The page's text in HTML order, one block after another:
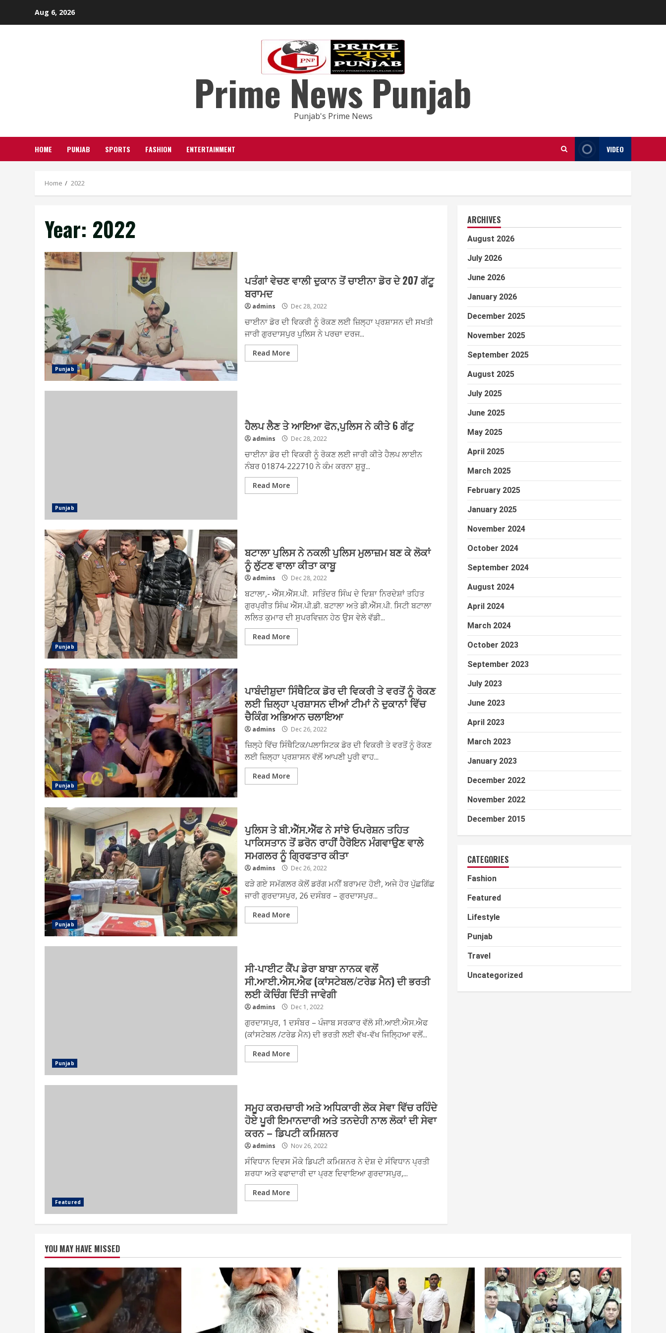
Aug 6, 2026
Prime News Punjab
Punjab's Prime News
HOME PUNJAB SPORTS FASHION ENTERTAINMENT VIDEO
Home 2022
Year: 2022
Punjab
ਪਤੰਗਾਂ ਵੇਚਣ ਵਾਲੀ ਦੁਕਾਨ ਤੋਂ ਚਾਈਨਾ ਡੋਰ ਦੇ 207 ਗੱਟੂ
ਬਰਾਮਦ
admins Dec 28, 2022
ਚਾਈਨਾ ਡੋਰ ਦੀ ਵਿਕਰੀ ਨੂੰ ਰੋਕਣ ਲਈ ਜ਼ਿਲ੍ਹਾ ਪ੍ਰਸ਼ਾਸਨ ਦੀ ਸਖਤੀ
ਜਾਰੀ ਗੁਰਦਾਸਪੁਰ ਪੁਲਿਸ ਨੇ ਪਰਚਾ ਦਰਜ...
Read More
Punjab
ਹੈਲਪ ਲੈਣ ਤੇ ਆਇਆ ਫੋਨ,ਪੁਲਿਸ ਨੇ ਕੀਤੇ 6 ਗੱਟੁ
admins Dec 28, 2022
ਚਾਈਨਾ ਡੋਰ ਦੀ ਵਿਕਰੀ ਨੂੰ ਰੋਕਣ ਲਈ ਜਾਰੀ ਕੀਤੇ ਹੈਲਪ ਲਾਈਨ
ਨੰਬਰ 01874-222710 ਨੇ ਕੰਮ ਕਰਨਾ ਸ਼ੁਰੂ...
Read More
Punjab
ਬਟਾਲਾ ਪੁਲਿਸ ਨੇ ਨਕਲੀ ਪੁਲਿਸ ਮੁਲਾਜ਼ਮ ਬਣ ਕੇ ਲੋਕਾਂ
ਨੂੰ ਲੁੱਟਣ ਵਾਲਾ ਕੀਤਾ ਕਾਬੂ
admins Dec 28, 2022
ਬਟਾਲਾ,- ਐੱਸ.ਐੱਸ.ਪੀ. ਸਤਿੰਦਰ ਸਿੰਘ ਦੇ ਦਿਸ਼ਾ ਨਿਰਦੇਸ਼ਾਂ ਤਹਿਤ
ਗੁਰਪ੍ਰੀਤ ਸਿੰਘ ਐੱਸ.ਪੀ.ਡੀ. ਬਟਾਲਾ ਅਤੇ ਡੀ.ਐੱਸ.ਪੀ. ਸਿਟੀ ਬਟਾਲਾ
ਲਲਿਤ ਕੁਮਾਰ ਦੀ ਸੁਪਰਵਿਜ਼ਨ ਹੇਠ ਉਸ ਵੇਲੇ ਵੱਡੀ...
Read More
Punjab
ਪਾਬੰਦੀਸ਼ੁਦਾ ਸਿੰਥੈਟਿਕ ਡੋਰ ਦੀ ਵਿਕਰੀ ਤੇ ਵਰਤੋਂ ਨੂੰ ਰੋਕਣ
ਲਈ ਜ਼ਿਲ੍ਹਾ ਪ੍ਰਸ਼ਾਸਨ ਦੀਆਂ ਟੀਮਾਂ ਨੇ ਦੁਕਾਨਾਂ ਵਿੱਚ
ਚੈਕਿੰਗ ਅਭਿਆਨ ਚਲਾਇਆ
admins Dec 26, 2022
ਜ਼ਿਲ੍ਹੇ ਵਿੱਚ ਸਿੰਥੈਟਿਕ/ਪਲਾਸਿਟਕ ਡੋਰ ਦੀ ਵਿਕਰੀ ਤੇ ਵਰਤੋਂ ਨੂੰ ਰੋਕਣ
ਲਈ ਜ਼ਿਲ੍ਹਾ ਪ੍ਰਸ਼ਾਸਨ ਵੱਲੋਂ ਆਪਣੀ ਪੂਰੀ ਵਾਹ...
Read More
Punjab
ਪੁਲਿਸ ਤੇ ਬੀ.ਐੱਸ.ਐੱਫ ਨੇ ਸਾਂਝੇ ਓਪਰੇਸ਼ਨ ਤਹਿਤ
ਪਾਕਿਸਤਾਨ ਤੋਂ ਡਰੋਨ ਰਾਹੀਂ ਹੈਰੋਇਨ ਮੰਗਵਾਉਣ ਵਾਲੇ
ਸਮਗਲਰ ਨੂੰ ਗ੍ਰਿਫਤਾਰ ਕੀਤਾ
admins Dec 26, 2022
ਫੜੇ ਗਏ ਸਮੱਗਲਰ ਕੋਲੋਂ ਡਰੱਗ ਮਨੀਂ ਬਰਾਮਦ ਹੋਈ, ਅਜੇ ਹੋਰ ਪੁੱਛਗਿੱਛ
ਜਾਰੀ ਗੁਰਦਾਸਪੁਰ, 26 ਦਸੰਬਰ – ਗੁਰਦਾਸਪੁਰ...
Read More
Punjab
ਸੀ-ਪਾਈਟ ਕੈਂਪ ਡੇਰਾ ਬਾਬਾ ਨਾਨਕ ਵਲੋਂ
ਸੀ.ਆਈ.ਐਸ.ਐਫ (ਕਾਂਸਟੇਬਲ/ਟਰੇਡ ਮੈਨ) ਦੀ ਭਰਤੀ
ਲਈ ਕੋਚਿੰਗ ਦਿੱਤੀ ਜਾਵੇਗੀ
admins Dec 1, 2022
ਗੁਰਦਾਸਪੁਰ, 1 ਦਸੰਬਰ – ਪੰਜਾਬ ਸਰਕਾਰ ਵੱਲੋ ਸੀ.ਆਈ.ਐਸ.ਐਫ
(ਕਾਂਸਟੇਬਲ /ਟਰੇਡ ਮੈਨ) ਦੀ ਭਰਤੀ ਲਈ ਵੱਖ-ਵੱਖ ਜਿਲ੍ਹਿਆ ਵਲੋਂ...
Read More
Featured
ਸਮੂਹ ਕਰਮਚਾਰੀ ਅਤੇ ਅਧਿਕਾਰੀ ਲੋਕ ਸੇਵਾ ਵਿੱਚ ਰਹਿੰਦੇ
ਹੋਏ ਪੂਰੀ ਇਮਾਨਦਾਰੀ ਅਤੇ ਤਨਦੇਹੀ ਨਾਲ ਲੋਕਾਂ ਦੀ ਸੇਵਾ
ਕਰਨ – ਡਿਪਟੀ ਕਮਿਸ਼ਨਰ
admins Nov 26, 2022
ਸੰਵਿਧਾਨ ਦਿਵਸ ਮੌਕੇ ਡਿਪਟੀ ਕਮਿਸ਼ਨਰ ਨੇ ਦੇਸ਼ ਦੇ ਸੰਵਿਧਾਨ ਪ੍ਰਤੀ
ਸ਼ਰਧਾ ਅਤੇ ਵਫਾਦਾਰੀ ਦਾ ਪ੍ਰਣ ਦਿਵਾਇਆ ਗੁਰਦਾਸਪੁਰ,...
Read More
ARCHIVES
August 2026
July 2026
June 2026
January 2026
December 2025
November 2025
September 2025
August 2025
July 2025
June 2025
May 2025
April 2025
March 2025
February 2025
January 2025
November 2024
October 2024
September 2024
August 2024
April 2024
March 2024
October 2023
September 2023
July 2023
June 2023
April 2023
March 2023
January 2023
December 2022
November 2022
December 2015
CATEGORIES
Fashion
Featured
Lifestyle
Punjab
Travel
Uncategorized
YOU MAY HAVE MISSED